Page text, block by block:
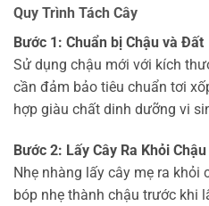
Quy Trình Tách Cây
Bước 1: Chuẩn bị Chậu và Đất
Sử dụng chậu mới với kích
cần đảm bảo tiêu chuẩn tơi
hợp giàu chất dinh dưỡng vi
Bước 2: Lấy Cây Ra Khỏi Chậu
Nhẹ nhàng lấy cây mẹ ra khỏi
bóp nhẹ thành chậu trước khi